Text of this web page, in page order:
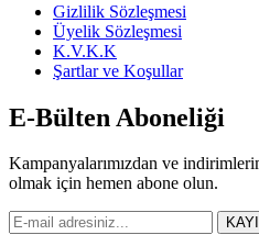
Gizlilik Sözleşmesi
Üyelik Sözleşmesi
K.V.K.K
Şartlar ve Koşullar
E-Bülten Aboneliği
Kampanyalarımızdan ve
olmak için hemen abone olun.